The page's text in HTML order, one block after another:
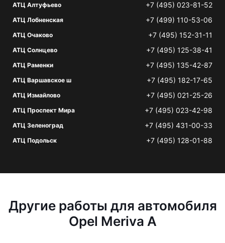
АТЦ Алтуфьево +7 (495) 023-81-52
АТЦ Лобненская +7 (499) 110-53-06
АТЦ Очаково +7 (495) 152-31-11
АТЦ Солнцево +7 (495) 125-38-41
АТЦ Раменки +7 (495) 135-42-87
АТЦ Варшавское ш +7 (495) 182-17-65
АТЦ Измайлово +7 (495) 021-25-26
АТЦ Проспект Мира +7 (495) 023-42-98
АТЦ Зеленоград +7 (495) 431-00-33
АТЦ Подольск +7 (495) 128-01-88
Другие работы для автомобиля
Opel Meriva A